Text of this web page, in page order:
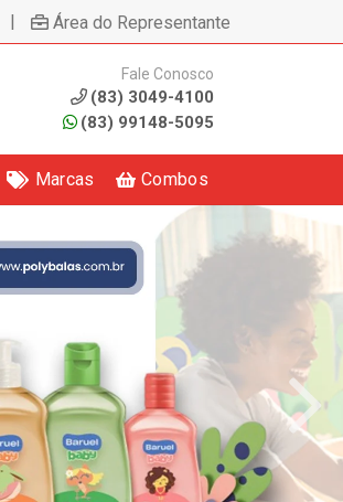
| Área do Representante
Fale Conosco
(83) 3049-4100
(83) 99148-5095
Marcas Combos